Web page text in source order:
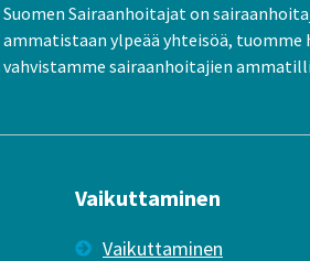
Suomen Sairaanhoitajat on
ammatistaan ylpeää yhteisöä,
vahvistamme sairaanhoitajien
Vaikuttaminen
Vaikuttaminen